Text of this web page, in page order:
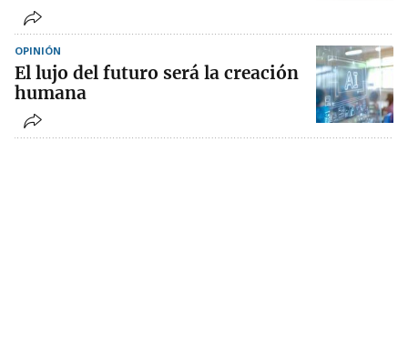
OPINIÓN
El lujo del futuro será la creación
humana